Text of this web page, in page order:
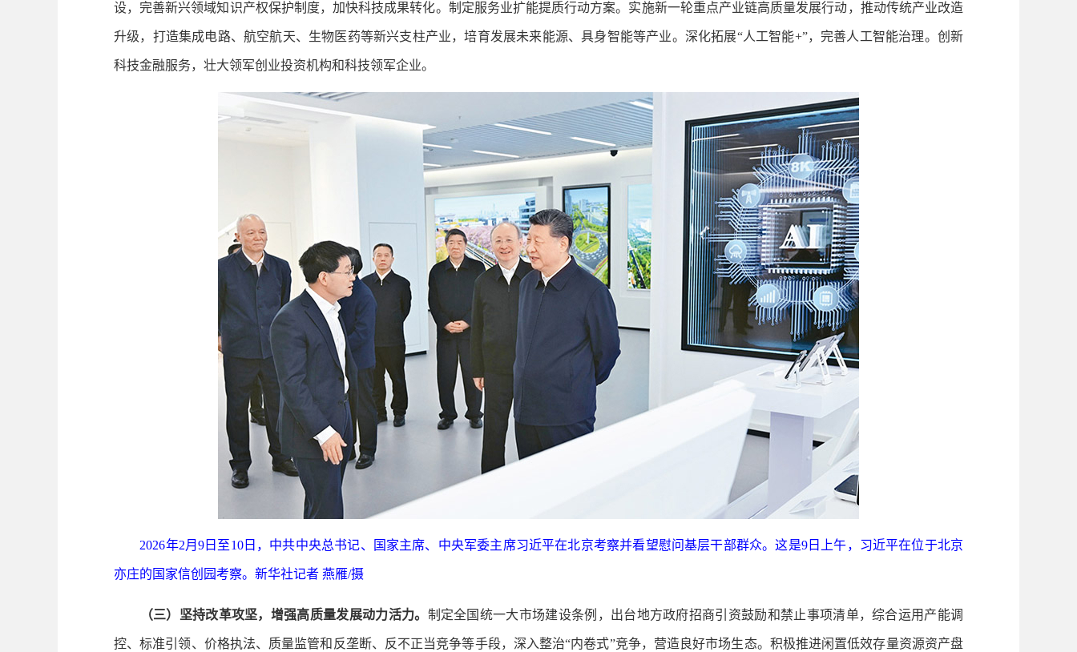
设，完善新兴领域知识产权保护制度，加快科技成果转化。制定服务业扩能提质行动方案。实施新一轮重点产业链高质量发展行动，推动传统产业改造
升级，打造集成电路、航空航天、生物医药等新兴支柱产业，培育发展未来能源、具身智能等产业。深化拓展“人工智能+”，完善人工智能治理。创新
科技金融服务，壮大领军创业投资机构和科技领军企业。
2026年2月9日至10日，中共中央总书记、国家主席、中央军委主席习近平在北京考察并看望慰问基层干部群众。这是9日上午，习近平在位于北京
亦庄的国家信创园考察。新华社记者 燕雁/摄
（三）坚持改革攻坚，增强高质量发展动力活力。 制定全国统一大市场建设条例，出台地方政府招商引资鼓励和禁止事项清单，综合运用产能调
控、标准引领、价格执法、质量监管和反垄断、反不正当竞争等手段，深入整治“内卷式”竞争，营造良好市场生态。积极推进闲置低效存量资源资产盘